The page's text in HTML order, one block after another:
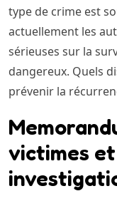
type de crime est
actuellement les
sérieuses sur la
dangereux. Quels
prévenir la
victimes